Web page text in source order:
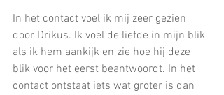
In het contact voel ik mij zeer gezien
door Drikus. Ik voel de liefde in mijn blik
als ik hem aankijk en zie hoe hij deze
blik voor het eerst beantwoordt. In het
contact ontstaat iets wat groter is dan